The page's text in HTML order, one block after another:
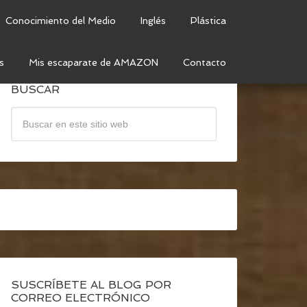
Conocimiento del Medio Inglés Plástica
Mis escaparate de AMAZON Contacto
BUSCAR
SUSCRÍBETE AL BLOG POR
CORREO ELECTRÓNICO